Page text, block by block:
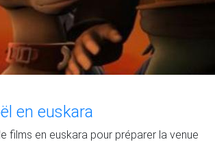
en euskara
films en euskara pour préparer la venue